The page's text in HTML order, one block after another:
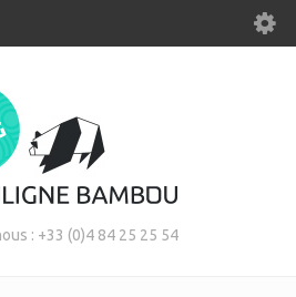
: +33 (0)4 84 25 25 54